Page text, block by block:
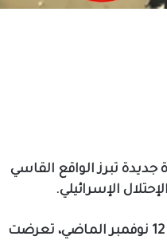
تبرز الواقع القاسي
الإسرائيلي.
خلال تحركها مع مجموعة نازحين في مدينة غزة في 12 نوفمبر الماضي، تعرضت